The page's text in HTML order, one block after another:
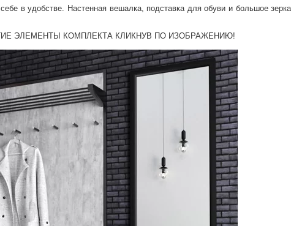
в удобстве. Настенная вешалка, подставка для обуви и большое
ЭЛЕМЕНТЫ КОМПЛЕКТА КЛИКНУВ ПО ИЗОБРАЖЕНИЮ!